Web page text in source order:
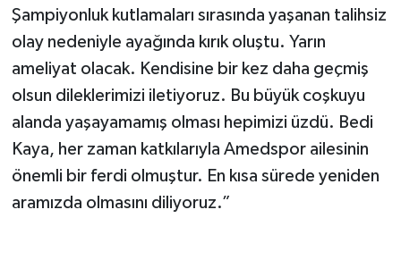
Şampiyonluk kutlamaları sırasında yaşanan talihsiz
olay nedeniyle ayağında kırık oluştu. Yarın
ameliyat olacak. Kendisine bir kez daha geçmiş
olsun dileklerimizi iletiyoruz. Bu büyük coşkuyu
alanda yaşayamamış olması hepimizi üzdü. Bedi
Kaya, her zaman katkılarıyla Amedspor ailesinin
önemli bir ferdi olmuştur. En kısa sürede yeniden
aramızda olmasını diliyoruz.”